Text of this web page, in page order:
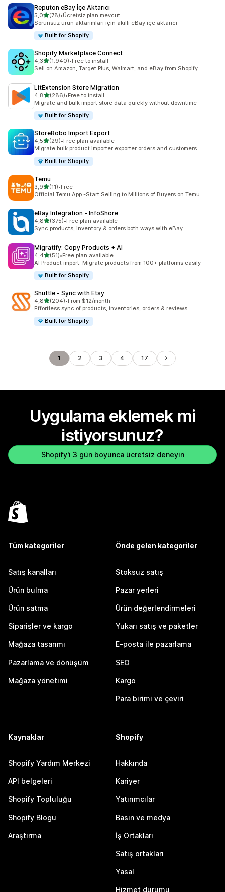
Reputon eBay İçe Aktarıcı
5,05 yıldız üzerinden
(78)
toplam 78 değerlendirme
•Ücretsiz plan mevcut
Sorunsuz ürün aktarımları için akıllı eBay içe aktarıcı
Built for Shopify
Shopify Marketplace Connect
4,35 yıldız üzerinden
(1.940)
toplam 1940 değerlendirme
•Free to install
Sell on Amazon, Target Plus, Walmart, and eBay from Shopify
LitExtension Store Migration
4,85 yıldız üzerinden
(286)
toplam 286 değerlendirme
•Free to install
Migrate and bulk import store data quickly without downtime
Built for Shopify
StoreRobo Import Export
4,55 yıldız üzerinden
(29)
toplam 29 değerlendirme
•Free plan available
Migrate bulk product importer exporter orders and customers
Built for Shopify
Temu
3,95 yıldız üzerinden
(11)
toplam 11 değerlendirme
•Free
Official Temu App -Start Selling to Millions of Buyers on Temu
eBay Integration ‑ InfoShore
4,85 yıldız üzerinden
(375)
toplam 375 değerlendirme
•Free plan available
Sync products, inventory & orders both ways with eBay
Migratify: Copy Products + AI
4,45 yıldız üzerinden
(51)
toplam 51 değerlendirme
•Free plan available
AI Product import: Migrate products from 100+ platforms easily
Built for Shopify
Shuttle ‑ Sync with Etsy
4,85 yıldız üzerinden
(204)
toplam 204 değerlendirme
•From $12/month
Effortless sync of products, inventories, orders & reviews
Built for Shopify
1 2 3 4 17
Uygulama eklemek mi
istiyorsunuz?
Shopify'ı 3 gün boyunca ücretsiz deneyin
Tüm kategoriler
Satış kanalları
Ürün bulma
Ürün satma
Siparişler ve kargo
Mağaza tasarımı
Pazarlama ve dönüşüm
Mağaza yönetimi
Önde gelen kategoriler
Stoksuz satış
Pazar yerleri
Ürün değerlendirmeleri
Yukarı satış ve paketler
E-posta ile pazarlama
SEO
Kargo
Para birimi ve çeviri
Kaynaklar
Shopify Yardım Merkezi
API belgeleri
Shopify Topluluğu
Shopify Blogu
Araştırma
Shopify
Hakkında
Kariyer
Yatırımcılar
Basın ve medya
İş Ortakları
Satış ortakları
Yasal
Hizmet durumu